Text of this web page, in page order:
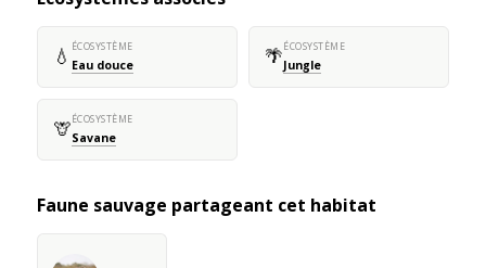
💧 ÉCOSYSTÈME
Eau douce 🌴ÉCOSYSTÈME
Jungle
🦒ÉCOSYSTÈME
Savane
Faune sauvage partageant cet habitat